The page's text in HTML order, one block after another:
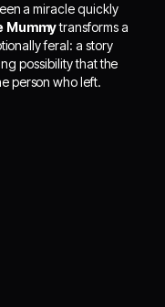
a miracle quickly
Mummytransforms a
feral: a story
possibility that the
person who left.